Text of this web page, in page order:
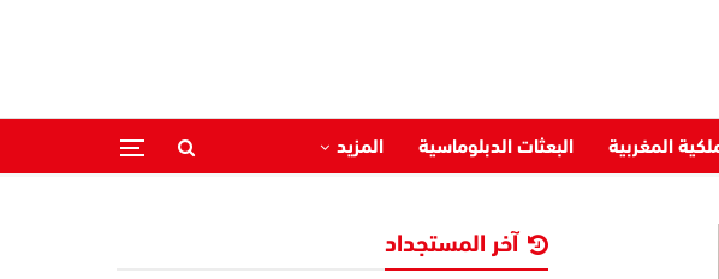
المغربية البعثات الدبلوماسية المزيد
آخر المستجداد